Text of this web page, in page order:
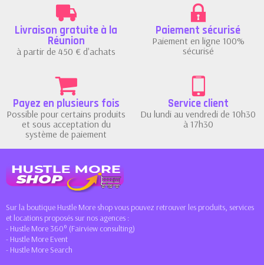
Livraison gratuite à la
Réunion
à partir de 450 € d'achats
Paiement sécurisé
Paiement en ligne 100%
sécurisé
Payez en plusieurs fois
Possible pour certains produits
et sous acceptation du
système de paiement
Service client
Du lundi au vendredi de 10h30
à 17h30
Sur la boutique Hustle More shop vous pouvez retrouver les produits, services
et locations proposés sur nos agences :
- Hustle More 360° (Fairview consulting)
- Hustle More Event
- Hustle More Search